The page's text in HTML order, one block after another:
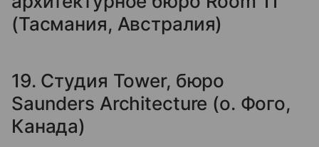
(Тасмания, Австралия)
19. Студия Tower, бюро
Saunders Architecture (о. Фого,
Канада)